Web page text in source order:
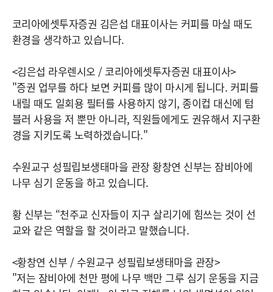
코리아에셋투자증권 김은섭 대표이사는 커피를 마실 때도
환경을 생각하고 있습니다.
<김은섭 라우렌시오 / 코리아에셋투자증권 대표이사>
"증권 업무를 하다 보면 커피를 많이 마시게 됩니다. 커피를
내릴 때도 일회용 필터를 사용하지 않기, 종이컵 대신에 텀
블러 사용을 저 뿐만 아니라, 직원들에게도 권유해서 지구환
경을 지키도록 노력하겠습니다."
수원교구 성필립보생태마을 관장 황창연 신부는 잠비아에
나무 심기 운동을 하고 있습니다.
황 신부는 “천주교 신자들이 지구 살리기에 힘쓰는 것이 선
교와 같은 역할을 할 것이라고 말했습니다.
<황창연 신부 / 수원교구 성필립보생태마을 관장>
"저는 잠비아에 천만 평에 나무 백만 그루 심기 운동을 지금